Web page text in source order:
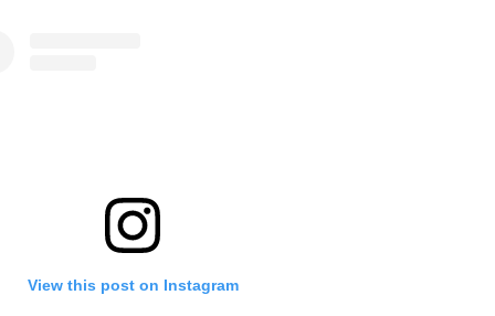
View this post on Instagram